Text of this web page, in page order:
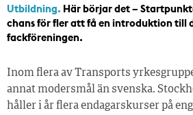
Utbildning. Här börjar det –
chans för fler att få en introduktion till
fackföreningen.
Inom flera av Transports
annat modersmål än svenska.
håller i år flera endagarskurser på